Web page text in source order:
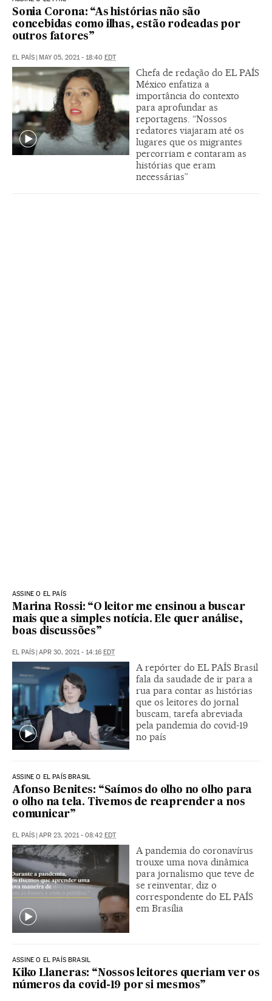
Sonia Corona: “As histórias não são
concebidas como ilhas, estão rodeadas por
outros fatores”
EL PAÍS | MAY 05, 2021 - 18:40 EDT
Chefa de redação do EL PAÍS
México enfatiza a
importância do contexto
para aprofundar as
reportagens. “Nossos
redatores viajaram até os
lugares que os migrantes
percorriam e contaram as
histórias que eram
necessárias”
ASSINE O EL PAÍS
Marina Rossi: “O leitor me ensinou a buscar
mais que a simples notícia. Ele quer análise,
boas discussões”
EL PAÍS | APR 30, 2021 - 14:16 EDT
A repórter do EL PAÍS Brasil
fala da saudade de ir para a
rua para contar as histórias
que os leitores do jornal
buscam, tarefa abreviada
pela pandemia do covid-19
no país
ASSINE O EL PAÍS BRASIL
Afonso Benites: “Saímos do olho no olho para
o olho na tela. Tivemos de reaprender a nos
comunicar”
EL PAÍS | APR 23, 2021 - 08:42 EDT
A pandemia do coronavírus
trouxe uma nova dinâmica
para jornalismo que teve de
se reinventar, diz o
correspondente do EL PAÍS
em Brasília
ASSINE O EL PAÍS BRASIL
Kiko Llaneras: “Nossos leitores queriam ver os
números da covid-19 por si mesmos”